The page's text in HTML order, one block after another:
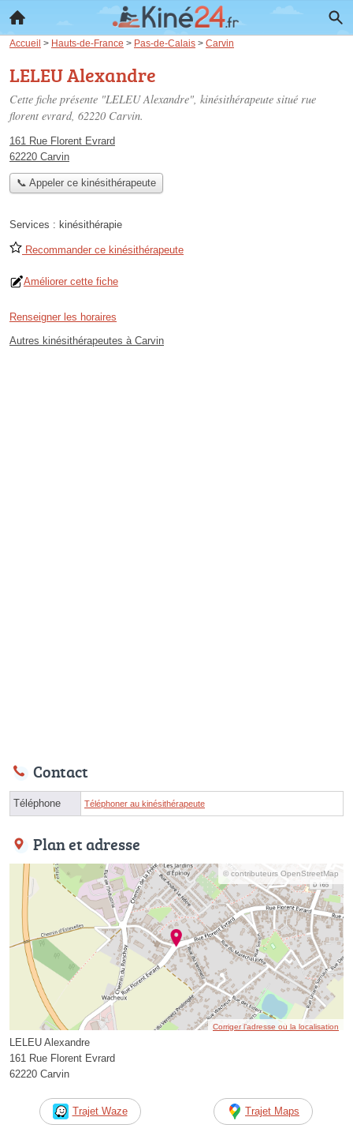
Accueil > Hauts-de-France > Pas-de-Calais > Carvin
LELEU Alexandre
Cette fiche présente "LELEU Alexandre", kinésithérapeute situé rue
florent evrard, 62220 Carvin.
161 Rue Florent Evrard
62220 Carvin
📞 Appeler ce kinésithérapeute
Services : kinésithérapie
Recommander ce kinésithérapeute
Améliorer cette fiche
Renseigner les horaires
Autres kinésithérapeutes à Carvin
Contact
Téléphone Téléphoner au kinésithérapeute
Plan et adresse
© contributeurs OpenStreetMap
Corriger l’adresse ou la localisation
LELEU Alexandre
161 Rue Florent Evrard
62220 Carvin
Trajet Waze Trajet Maps